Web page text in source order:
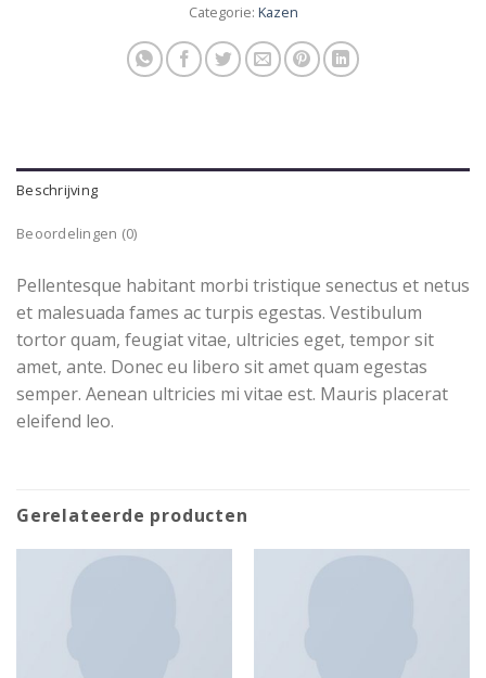
Categorie: Kazen
Beschrijving
Beoordelingen (0)
Pellentesque habitant morbi tristique senectus et netus
et malesuada fames ac turpis egestas. Vestibulum
tortor quam, feugiat vitae, ultricies eget, tempor sit
amet, ante. Donec eu libero sit amet quam egestas
semper. Aenean ultricies mi vitae est. Mauris placerat
eleifend leo.
Gerelateerde producten